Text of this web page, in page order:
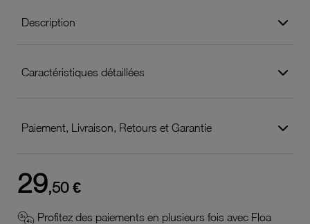
Description
Caractéristiques détaillées
Paiement, Livraison, Retours et Garantie
29,50 €
Profitez des paiements en plusieurs fois avec Floa